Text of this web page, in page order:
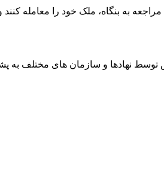
به صورت ۲۴ ساعته می‌توانند به‌طور رایگان و بدون مراجعه به
نهادها و سازمان های مختلف به